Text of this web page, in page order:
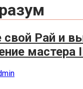
разум
свой Рай и
мастера